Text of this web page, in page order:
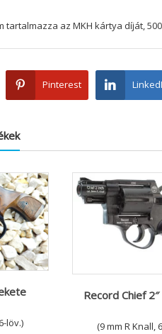
tartalmazza az MKH kártya díját,
Pinterest
löv.)
Record Chief
(9 mm R Knall,